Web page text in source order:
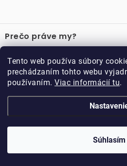
Tento web používa súbory
prechádzaním tohto webu
používaním. Viac informácií tu.
Súhlasím
á
p
ä
Prečo práve my?
Recenzie
Akcie
Důležité odkazy
Velkoobchod
Vzorková prodejna
Kariéra
O nákupe
Obchodné podmienky
Podmienky vernostného
Kolekcia
Doppler CZ spol. s.r.o.,
Trhové Sviny
DOPPLER CZ spol. s r.o.